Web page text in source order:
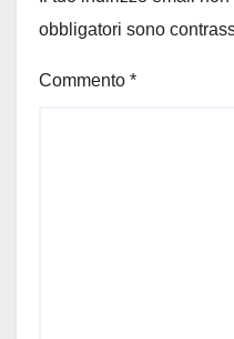
obbligatori sono
Commento *